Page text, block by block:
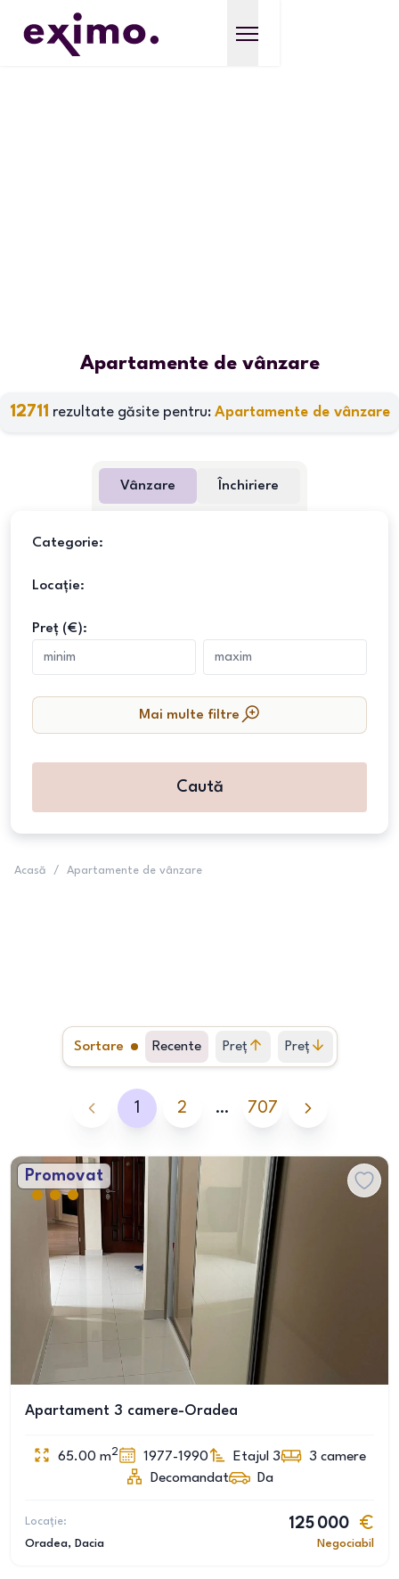
Apartamente de vânzare
12711 rezultate găsite pentru: Apartamente de vânzare
Vânzare Închiriere
Categorie:
Locație:
Preț (€):
Mai multe filtre
Caută
Acasă / Apartamente de vânzare
Sortare Recente Preț
crescător
Preț
descrescător
1 2 … 707
Promovat
Apartament 3 camere-Oradea
65.00 m2 1977-1990 Etajul 3 3 camere
Decomandat
Da
Locație:
Oradea, Dacia
125 000
Negociabil